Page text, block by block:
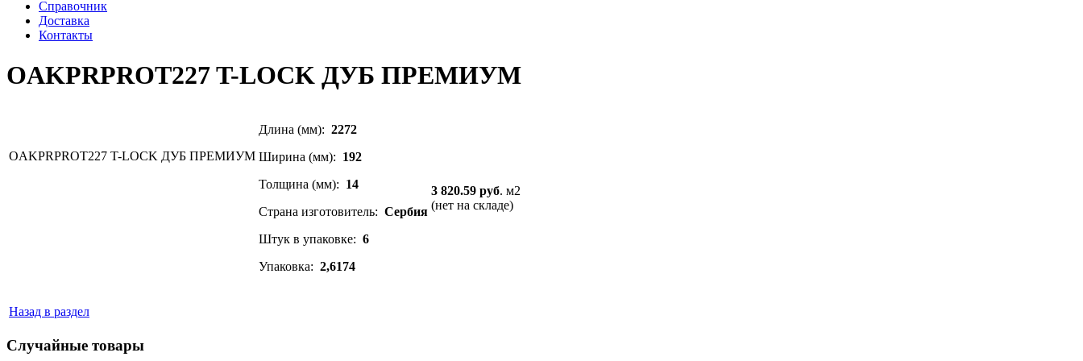
Справочник
Доставка
Контакты
OAKPRPROT227 T-LOCK ДУБ ПРЕМИУМ
OAKPRPROT227 T-LOCK ДУБ ПРЕМИУМ
Длина (мм): 2272
Ширина (мм): 192
Толщина (мм): 14
Страна изготовитель: Сербия
Штук в упаковке: 6
Упаковка: 2,6174
3 820.59 руб. м2
(нет на складе)
Назад в раздел
Случайные товары